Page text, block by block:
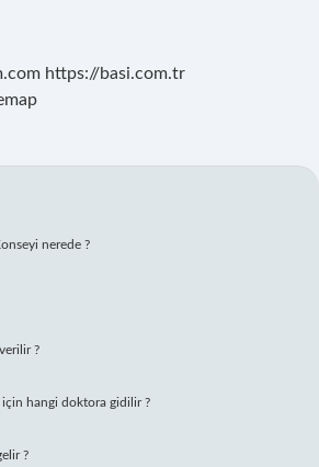
https://basi.com.tr
nerede ?
?
için hangi doktora gidilir ?
?